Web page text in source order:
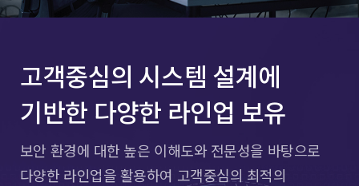
고객중심의 시스템 설계에
기반한 다양한 라인업 보유
보안 환경에 대한 높은 이해도와 전문성을 바탕으로
다양한 라인업을 활용하여 고객중심의 최적의